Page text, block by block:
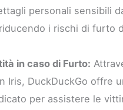
personali sensibili
i rischi di furto
in caso di Furto:
Iris, DuckDuckGo offre
per assistere le